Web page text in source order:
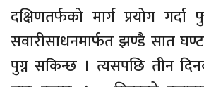
दक्षिणतर्फको मार्ग प्रयोग
सवारीसाधनमार्फत झण्डै सात
पुग्न सकिन्छ । त्यसपछि तीन